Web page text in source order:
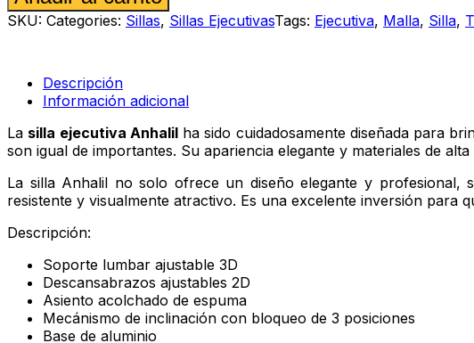
cantidad
SKU: Categories: Sillas, Sillas EjecutivasTags: Ejecutiva, Malla, Silla,
Descripción
Información adicional
La silla ejecutiva Anhalilha sido cuidadosamente diseñada para
son igual de importantes. Su apariencia elegante y materiales de
La silla Anhalil no solo ofrece un diseño elegante y profesional,
resistente y visualmente atractivo. Es una excelente inversión para
Descripción:
Soporte lumbar ajustable 3D
Descansabrazos ajustables 2D
Asiento acolchado de espuma
Mecánismo de inclinación con bloqueo de 3 posiciones
Base de aluminio